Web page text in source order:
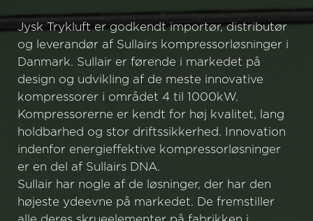
Jysk Trykluft er godkendt importør, distributør
og leverandør af Sullairs kompressorløsninger i
Danmark. Sullair er førende i markedet på
design og udvikling af de meste innovative
kompressorer i området 4 til 1000kW.
Kompressorerne er kendt for høj kvalitet, lang
holdbarhed og stor driftssikkerhed. Innovation
indenfor energieffektive kompressorløsninger
er en del af Sullairs DNA.
Sullair har nogle af de løsninger, der har den
højeste ydeevne på markedet. De fremstiller